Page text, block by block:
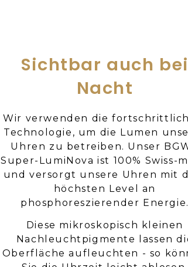
Sichtbar auch bei
Nacht
Wir verwenden die
Technologie, um die Lumen
Uhren zu betreiben. Unser
Super-LumiNova ist 100% Swiss-
und versorgt unsere Uhren mit
höchsten Level an
phosphoreszierender Energie.
Diese mikroskopisch kleinen
Nachleuchtpigmente lassen
Oberfläche aufleuchten - so